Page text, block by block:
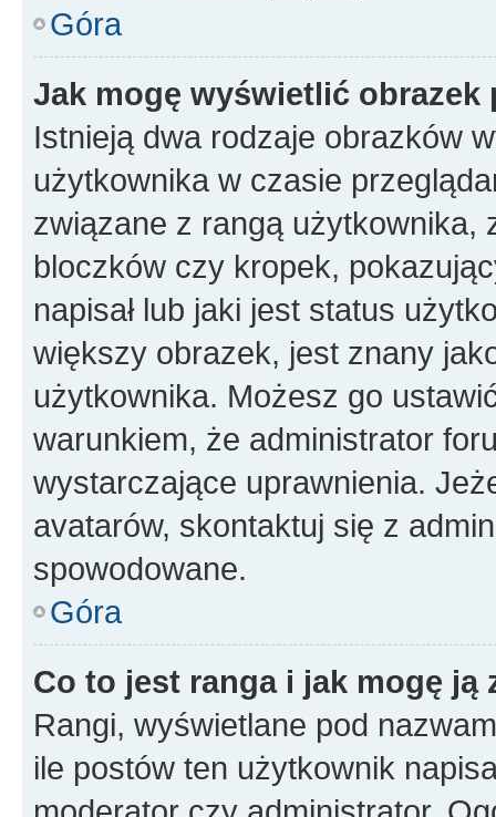
Góra
Jak mogę wyświetlić
Istnieją dwa rodzaje obrazków
użytkownika w czasie
związane z rangą użytkownika,
bloczków czy kropek,
napisał lub jaki jest status
większy obrazek, jest znany
użytkownika. Możesz go
warunkiem, że administrator
wystarczające uprawnienia.
avatarów, skontaktuj się z
spowodowane.
Góra
Co to jest ranga i jak mogę ją
Rangi, wyświetlane pod
ile postów ten użytkownik